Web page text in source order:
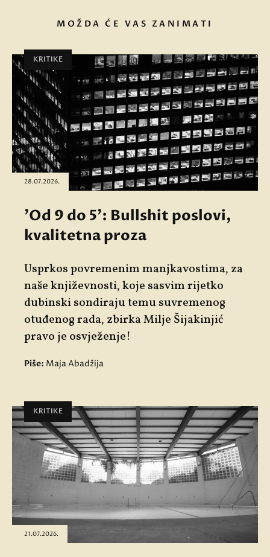
MOŽDA ĆE VAS ZANIMATI
KRITIKE
28.07.2026.
'Od 9 do 5': Bullshit poslovi,
kvalitetna proza
Usprkos povremenim manjkavostima, za
naše književnosti, koje sasvim rijetko
dubinski sondiraju temu suvremenog
otuđenog rada, zbirka Milje Šijakinjić
pravo je osvježenje!
Piše: Maja Abadžija
KRITIKE
21.07.2026.